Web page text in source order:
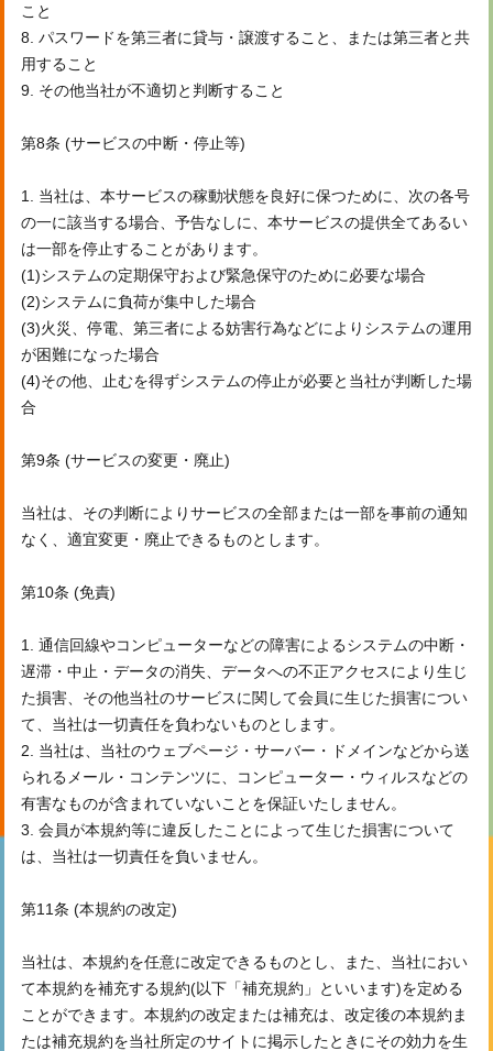
こと
8. パスワードを第三者に貸与・譲渡すること、または第三者と共
用すること
9. その他当社が不適切と判断すること
第8条 (サービスの中断・停止等)
1. 当社は、本サービスの稼動状態を良好に保つために、次の各号
の一に該当する場合、予告なしに、本サービスの提供全てあるい
は一部を停止することがあります。
(1)システムの定期保守および緊急保守のために必要な場合
(2)システムに負荷が集中した場合
(3)火災、停電、第三者による妨害行為などによりシステムの運用
が困難になった場合
(4)その他、止むを得ずシステムの停止が必要と当社が判断した場
合
第9条 (サービスの変更・廃止)
当社は、その判断によりサービスの全部または一部を事前の通知
なく、適宜変更・廃止できるものとします。
第10条 (免責)
1. 通信回線やコンピューターなどの障害によるシステムの中断・
遅滞・中止・データの消失、データへの不正アクセスにより生じ
た損害、その他当社のサービスに関して会員に生じた損害につい
て、当社は一切責任を負わないものとします。
2. 当社は、当社のウェブページ・サーバー・ドメインなどから送
られるメール・コンテンツに、コンピューター・ウィルスなどの
有害なものが含まれていないことを保証いたしません。
3. 会員が本規約等に違反したことによって生じた損害について
は、当社は一切責任を負いません。
第11条 (本規約の改定)
当社は、本規約を任意に改定できるものとし、また、当社におい
て本規約を補充する規約(以下「補充規約」といいます)を定める
ことができます。本規約の改定または補充は、改定後の本規約ま
たは補充規約を当社所定のサイトに掲示したときにその効力を生